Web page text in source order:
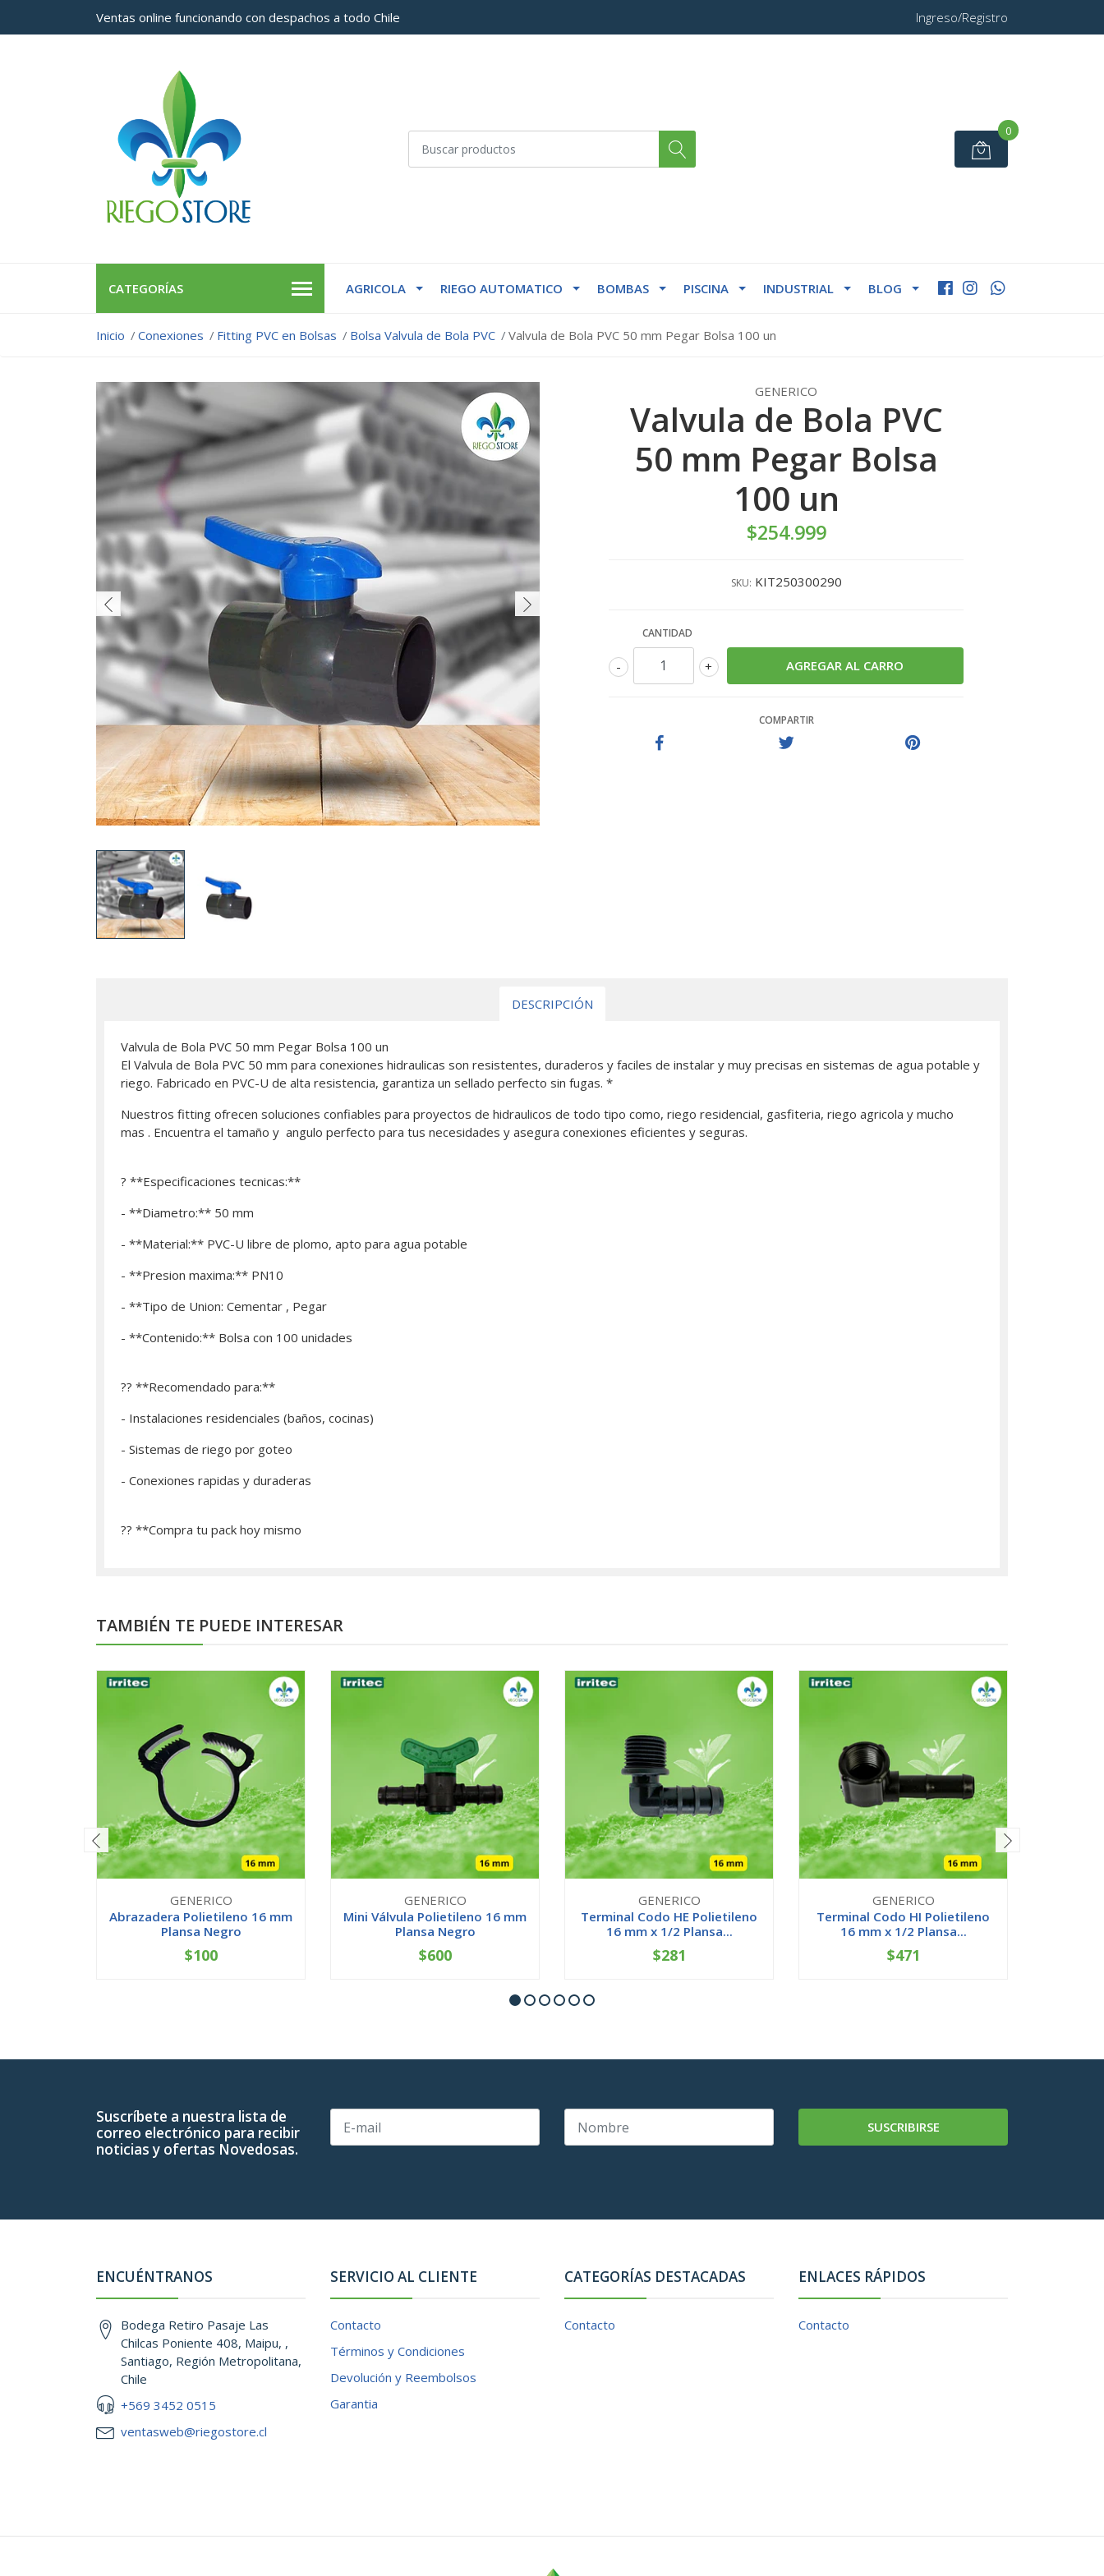
Ventas online funcionando con despachos a todo Chile Ingreso/Registro
0
CATEGORÍAS AGRICOLA RIEGO AUTOMATICO BOMBAS PISCINA INDUSTRIAL BLOG
Inicio Conexiones Fitting PVC en Bolsas Bolsa Valvula de Bola PVC Valvula de Bola PVC 50 mm Pegar Bolsa 100 un
GENERICO
Valvula de Bola PVC
50 mm Pegar Bolsa
100 un
$254.999
SKU: KIT250300290
CANTIDAD
+
-
COMPARTIR
DESCRIPCIÓN
Valvula de Bola PVC 50 mm Pegar Bolsa 100 un
El Valvula de Bola PVC 50 mm para conexiones hidraulicas son resistentes, duraderos y faciles de instalar y muy precisas en sistemas de agua potable y
riego. Fabricado en PVC-U de alta resistencia, garantiza un sellado perfecto sin fugas. *
Nuestros fitting ofrecen soluciones confiables para proyectos de hidraulicos de todo tipo como, riego residencial, gasfiteria, riego agricola y mucho
mas . Encuentra el tamaño y angulo perfecto para tus necesidades y asegura conexiones eficientes y seguras.
? **Especificaciones tecnicas:**
- **Diametro:** 50 mm
- **Material:** PVC-U libre de plomo, apto para agua potable
- **Presion maxima:** PN10
- **Tipo de Union: Cementar , Pegar
- **Contenido:** Bolsa con 100 unidades
?? **Recomendado para:**
- Instalaciones residenciales (baños, cocinas)
- Sistemas de riego por goteo
- Conexiones rapidas y duraderas
?? **­Compra tu pack hoy mismo
TAMBIÉN TE PUEDE INTERESAR
GENERICO
Abrazadera Polietileno 16 mm
Plansa Negro
+
$100
GENERICO
Mini Válvula Polietileno 16 mm
Plansa Negro
+
$600
GENERICO
Terminal Codo HE Polietileno
16 mm x 1/2 Plansa...
+
$281
GENERICO
Terminal Codo HI Polietileno
16 mm x 1/2 Plansa...
+
$471
Suscríbete a nuestra lista de
correo electrónico para recibir
noticias y ofertas Novedosas.
SUSCRIBIRSE
ENCUÉNTRANOS
Bodega Retiro Pasaje Las
Chilcas Poniente 408, Maipu, ,
Santiago, Región Metropolitana,
Chile
+569 3452 0515
ventasweb@riegostore.cl
SERVICIO AL CLIENTE
Contacto
Términos y Condiciones
Devolución y Reembolsos
Garantia
CATEGORÍAS DESTACADAS
Contacto
ENLACES RÁPIDOS
Contacto